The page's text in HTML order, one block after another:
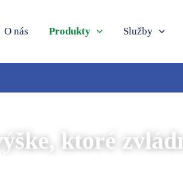
O nás Produkty Služby
ktoré